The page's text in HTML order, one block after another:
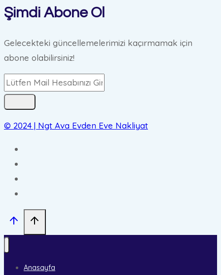
Şimdi Abone Ol
Gelecekteki güncellemelerimizi kaçırmamak için
abone olabilirsiniz!
© 2024 | Ngt Ava Evden Eve Nakliyat
Anasayfa